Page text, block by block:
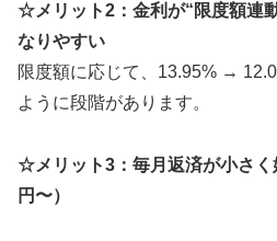
☆メリット2：金利が“限度額連
なりやすい
限度額に応じて、13.95% →
ように段階があります。
☆メリット3：毎月返済が小さく
円〜）